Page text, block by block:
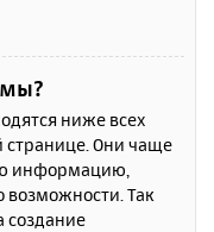
ниже всех
странице. Они чаще
информацию,
возможности. Так
создание